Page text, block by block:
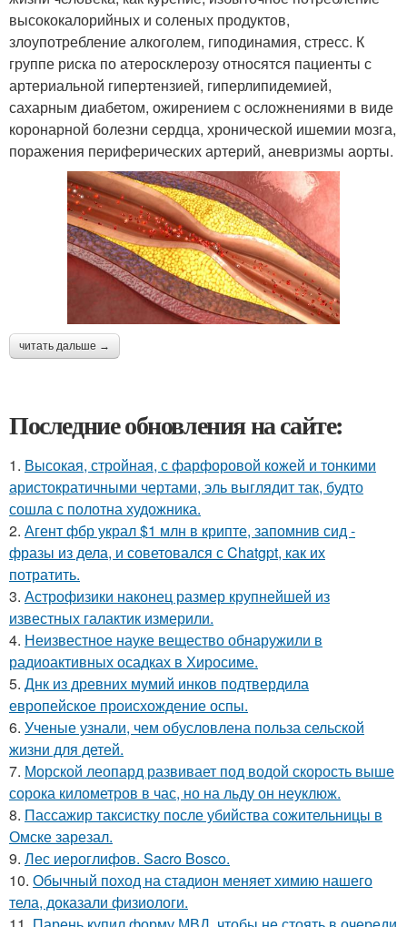
высококалорийных и соленых продуктов,
злоупотребление алкоголем, гиподинамия, стресс. К
группе риска по атеросклерозу относятся пациенты с
артериальной гипертензией, гиперлипидемией,
сахарным диабетом, ожирением с осложнениями в виде
коронарной болезни сердца, хронической ишемии мозга,
поражения периферических артерий, аневризмы аорты.
читать дальше →
Последние обновления на сайте:
1. Высокая, стройная, с фарфоровой кожей и тонкими
аристократичными чертами, эль выглядит так, будто
сошла с полотна художника.
2. Агент фбр украл $1 млн в крипте, запомнив сид -
фразы из дела, и советовался с Chatgpt, как их
потратить.
3. Астрофизики наконец размер крупнейшей из
известных галактик измерили.
4. Неизвестное науке вещество обнаружили в
радиоактивных осадках в Хиросиме.
5. Днк из древних мумий инков подтвердила
европейское происхождение оспы.
6. Ученые узнали, чем обусловлена польза сельской
жизни для детей.
7. Морской леопард развивает под водой скорость выше
сорока километров в час, но на льду он неуклюж.
8. Пассажир таксистку после убийства сожительницы в
Омске зарезал.
9. Лес иероглифов. Sacro Bosco.
10. Обычный поход на стадион меняет химию нашего
тела, доказали физиологи.